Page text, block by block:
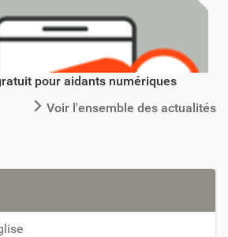
pour aidants numériques
Voir l'ensemble des actualités